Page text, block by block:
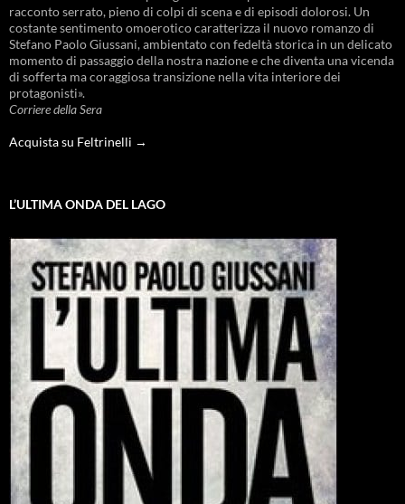
racconto serrato, pieno di colpi di scena e di episodi dolorosi. Un
costante sentimento omoerotico caratterizza il nuovo romanzo di
Stefano Paolo Giussani, ambientato con fedeltà storica in un delicato
momento di passaggio della nostra nazione e che diventa una vicenda
di sofferta ma coraggiosa transizione nella vita interiore dei
protagonisti».
Corriere della Sera
Acquista su Feltrinelli →
L’ULTIMA ONDA DEL LAGO